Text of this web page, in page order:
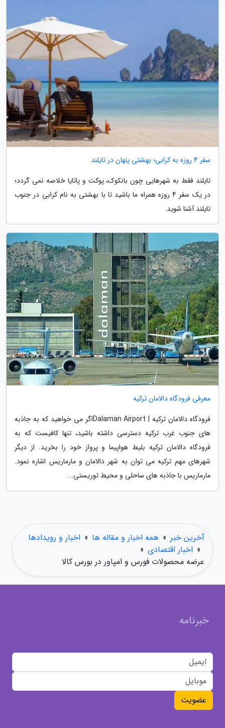
سفر 4 روزه به کرابی؛ بهشتی پنهان در تایلند
تایلند فقط به شهرهایی چون بانکوک، پوکت و پاتایا خلاصه نمی گردد؛
در یک سفر 4 روزه همراه ما باشید تا با بهشتی به نام کرابی در جنوب
تایلند آشنا شوید.
معرفی فرودگاه دالامان ترکیه
فرودگاه دالامان ترکیه | Dalaman Airportاگر می خواهید که به جاذبه
های جنوب غرب ترکیه دسترسی داشته باشید، تنها کافیست که به
فرودگاه دالامان ترکیه بلیط هواپیما و پرواز خود را بخرید. از دیگر
شهرهای مهم ترکیه می توان به شهر دالامان و مارماریس اشاره نمود.
مارماریس با جاذبه های ساحلی و محیط توریستی...
آخرین خبر » همه اخبار و مقاله ها » اخبار و رویدادها
» اخبار اقتصادی »
عرضه محصولات فورس و امپاور در بورس کالا
خبرنامه
عضویت